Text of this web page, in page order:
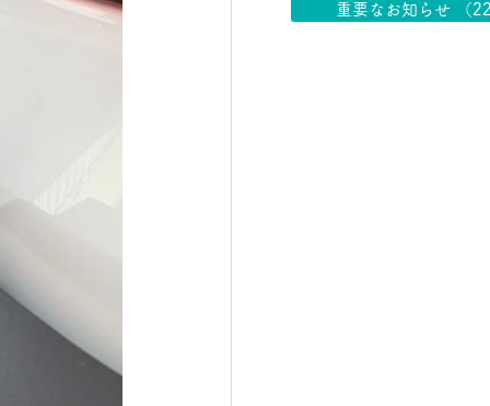
重要なお知らせ （